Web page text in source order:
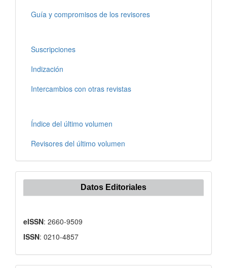
Guía y compromisos de los revisores
Suscripciones
Indización
Intercambios con otras revistas
Índice del último volumen
Revisores del último volumen
Datos Editoriales
eISSN: 2660-9509
ISSN: 0210-4857